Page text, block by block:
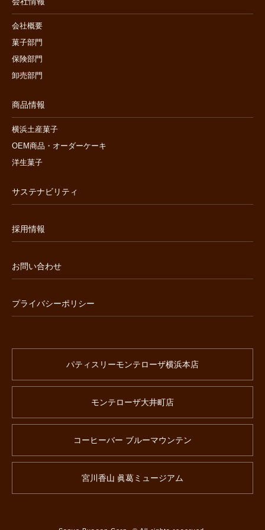
会社概要
菓子部門
保険部門
卸売部門
商品情報
横浜土産菓子
OEM商品・オーダーケーキ
洋生菓子
サステナビリティ
採用情報
お問い合わせ
プライバシーポリシー
パティスリーモンテローザ横浜本店
モンテローザ大井町店
コーヒーバー ブルーマウンテン
宮川香山 眞葛ミュージアム